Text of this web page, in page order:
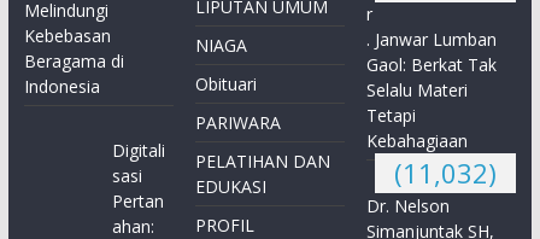
Melindungi
Kebebasan
Beragama di
Indonesia
Digitali
sasi
Pertan
ahan:
LIPUTAN UMUM
NIAGA
Obituari
PARIWARA
PELATIHAN DAN
EDUKASI
PROFIL
r
. Janwar Lumban
Gaol: Berkat Tak
Selalu Materi
Tetapi
Kebahagiaan
(11,032)
Dr. Nelson
Simanjuntak SH,